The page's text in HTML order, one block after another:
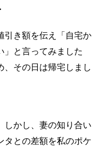
引き額を伝え「自宅か
」と言ってみました
、その日は帰宅しまし
しかし、妻の知り合い
タとの差額を私のポケ